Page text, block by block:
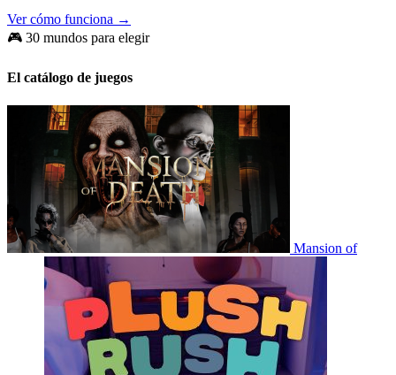
Ver cómo funciona →
🎮 30 mundos para elegir
El catálogo de juegos
Mansion of